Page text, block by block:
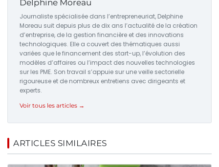
Delphine Moreau
Journaliste spécialisée dans l’entrepreneuriat, Delphine
Moreau suit depuis plus de dix ans l’actualité de la création
d’entreprise, de la gestion financière et des innovations
technologiques. Elle a couvert des thématiques aussi
variées que le financement des start-up, l’évolution des
modèles d’affaires ou l’impact des nouvelles technologies
sur les PME. Son travail s’appuie sur une veille sectorielle
rigoureuse et de nombreux entretiens avec dirigeants et
experts.
Voir tous les articles →
ARTICLES SIMILAIRES